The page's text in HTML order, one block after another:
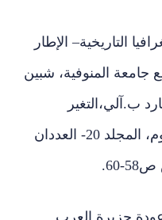
التاريخية– الإطار
جامعة المنوفية، شبين
ص22. (7) ريتشارد ب.آلي،التغير
المفاجئ في المناخ، مجلة العلوم، المجلد 20- العددان
جزيرة العرب